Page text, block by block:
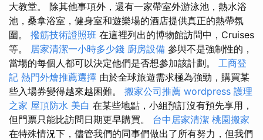
大教堂。 除其他事項外，還有一家帶室外游泳池，熱水浴
池，桑拿浴室，健身室和遊樂場的酒店提供真正的熱帶氛
圍。 撥筋技術證照班 在這裡列出的博物館訪問中，Cruises
等。 居家清潔一小時多少錢 廚房設備 參與不是強制性的，
當場的每個人都可以決定他們是否想參加該計劃。 工商登
記 熱門外燴推薦選擇 由於全球旅遊需求極為強勁，購買某
些入場券變得越來越困難。 搬家公司推薦 wordpress 護理
之家 屋頂防水 美白 在某些地點，小組預訂沒有預先享用，
但門票只能比訪問日期更早購買。 台中居家清潔 桃園搬家
在特殊情況下，儘管我們的同事們做出了所有努力，但我們